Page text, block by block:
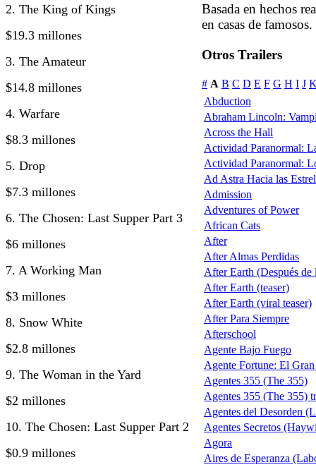
2. The King of Kings
$19.3 millones
3. The Amateur
$14.8 millones
4. Warfare
$8.3 millones
5. Drop
$7.3 millones
6. The Chosen: Last Supper Part 3
$6 millones
7. A Working Man
$3 millones
8. Snow White
$2.8 millones
9. The Woman in the Yard
$2 millones
10. The Chosen: Last Supper Part 2
$0.9 millones
Basada en hechos
en casas de famosos.
Otros Trailers
# A B C D E F G H I J
Abduction
Abraham Lincoln:
Across the Hall
Actividad Paranormal:
Actividad Paranormal:
Ad Astra Hacia las
Admission
Adventures of Power
African Cats
After
After Almas Perdidas
After Earth (Después de
After Earth (teaser)
After Earth (viral teaser)
After Para Siempre
Afterschool
Agente Bajo Fuego
Agente Fortune: El
Agentes 355 (The 355)
Agentes 355 (The 355)
Agentes del Desorden
Agentes Secretos
Agora
Aires de Esperanza